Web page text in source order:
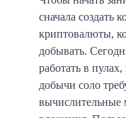
сначала создать
криптовалюты,
добывать.
работать в
добычи соло